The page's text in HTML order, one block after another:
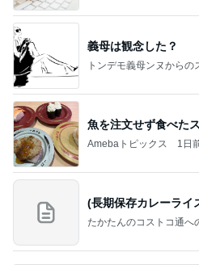
義母は観念した？
トンデモ義母ンヌからの
魚を注文せず食べた
Amebaトピックス 1日
(長期保存カレーライ
たかたんのコストコ通へ